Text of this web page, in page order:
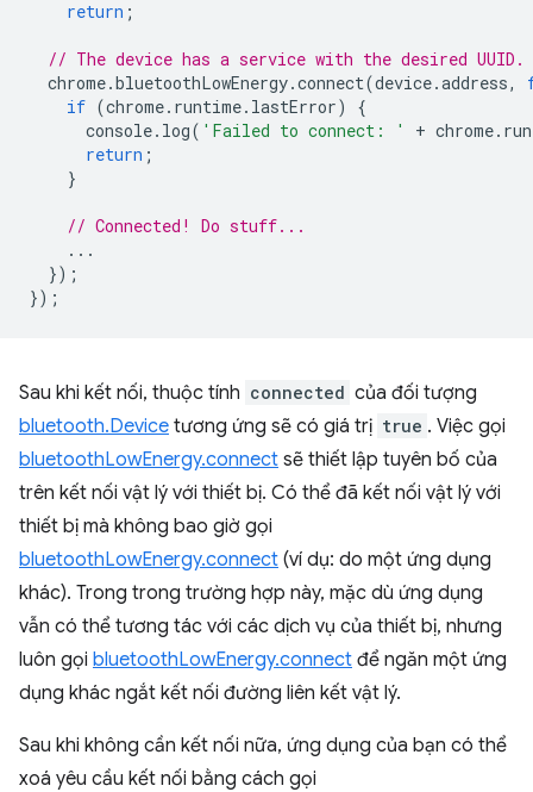
return ;
// The device has a service with the desired UUID.
chrome.bluetoothLowEnergy.connect(device.address,
if (chrome. runtime. lastError)
{
console. log( 'Failed to connect: ' + chrome.
return ;
}
// Connected! Do stuff...
...
});
});
Sau khi kết nối, thuộc tính connected của đối tượng
bluetooth.Device tương ứng sẽ có giá trị true . Việc gọi
bluetoothLowEnergy.connect sẽ thiết lập tuyên bố của
trên kết nối vật lý với thiết bị. Có thể đã kết nối vật lý với
thiết bị mà không bao giờ gọi
bluetoothLowEnergy.connect (ví dụ: do một ứng dụng
khác). Trong trong trường hợp này, mặc dù ứng dụng
vẫn có thể tương tác với các dịch vụ của thiết bị, nhưng
luôn gọi bluetoothLowEnergy.connect để ngăn một ứng
dụng khác ngắt kết nối đường liên kết vật lý.
Sau khi không cần kết nối nữa, ứng dụng của bạn có thể
xoá yêu cầu kết nối bằng cách gọi